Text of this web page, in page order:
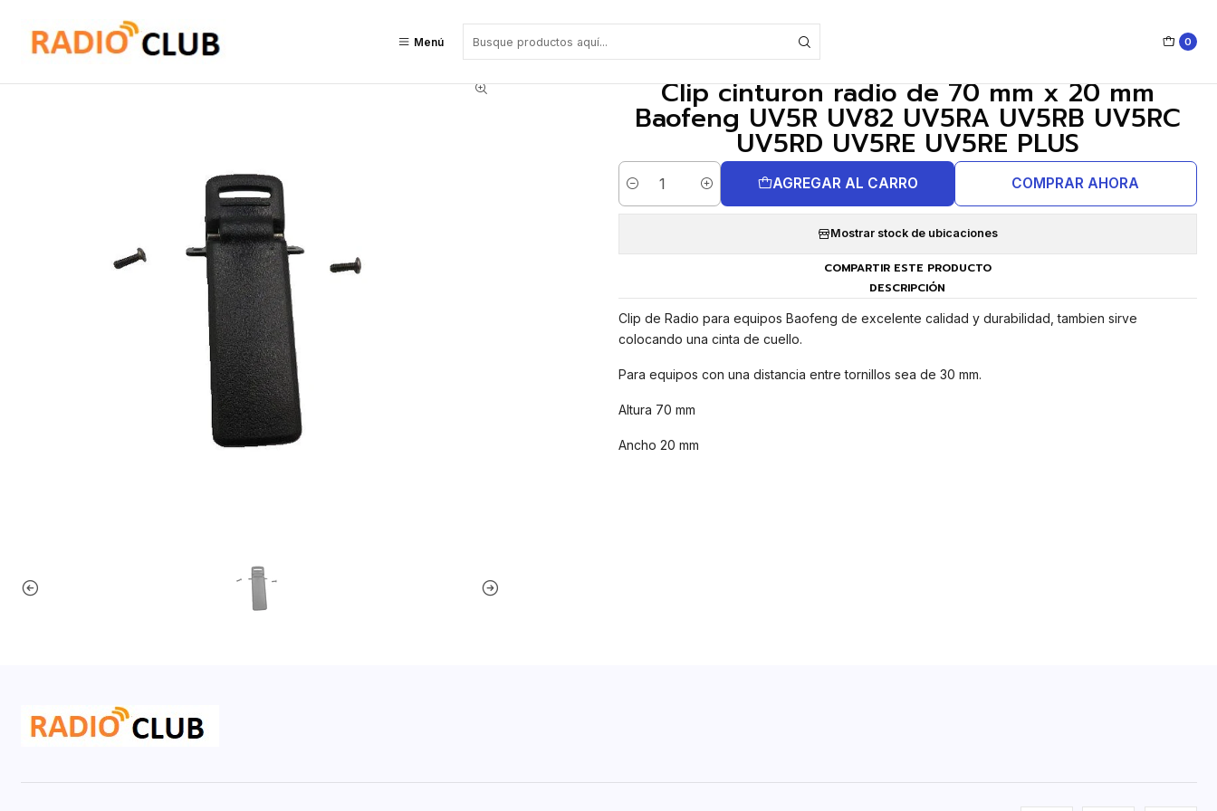
Menú 0
Clip Cinturón
Clip cinturon radio de 70 mm x 20 mm
Baofeng UV5R UV82 UV5RA UV5RB UV5RC
UV5RD UV5RE UV5RE PLUS
Cantidad
AGREGAR AL CARRO COMPRAR AHORA
Mostrar stock de ubicaciones
COMPARTIR ESTE PRODUCTO
DESCRIPCIÓN
Clip de Radio para equipos Baofeng de excelente calidad y durabilidad, tambien sirve
colocando una cinta de cuello.
Para equipos con una distancia entre tornillos sea de 30 mm.
Altura 70 mm
Ancho 20 mm